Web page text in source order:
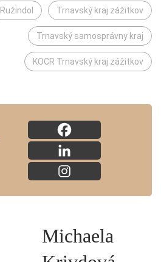
Ružindol Trnavský kraj zážitkov
Trnavský samosprávny kraj
KOCR Trnavský kraj zážitkov
Michaela